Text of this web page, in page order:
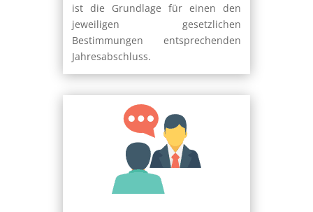
ist die Grundlage für einen den
jeweiligen gesetzlichen
Bestimmungen entsprechenden
Jahresabschluss.